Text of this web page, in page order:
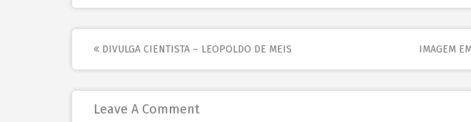
DIVULGA CIENTISTA – LEOPOLDO DE MEIS IMAGEM
Leave A Comment